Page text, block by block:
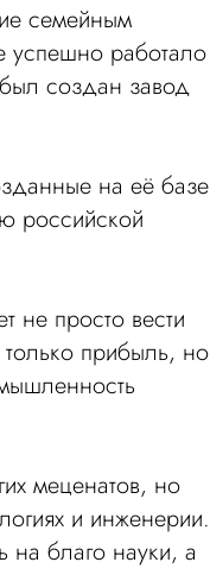
семейным
успешно работало
создан завод
на её базе
российской
не просто вести
прибыль, но
меценатов, но
и инженерии.
на благо науки, а